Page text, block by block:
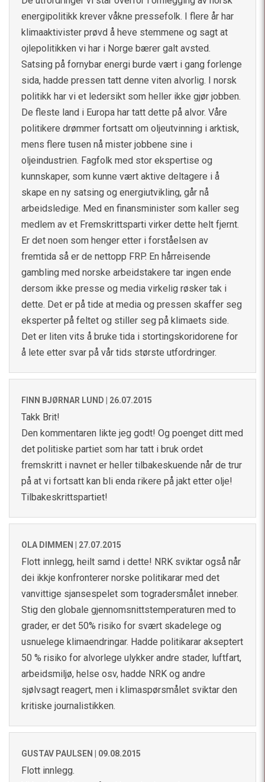
energipolitikk krever våkne pressefolk. I flere år har
klimaaktivister prøvd å heve stemmene og sagt at
ojlepolitikken vi har i Norge bærer galt avsted.
Satsing på fornybar energi burde vært i gang forlenge
sida, hadde pressen tatt denne viten alvorlig. I norsk
politikk har vi et ledersikt som heller ikke gjør jobben.
De fleste land i Europa har tatt dette på alvor. Våre
politikere drømmer fortsatt om oljeutvinning i arktisk,
mens flere tusen nå mister jobbene sine i
oljeindustrien. Fagfolk med stor ekspertise og
kunnskaper, som kunne vært aktive deltagere i å
skape en ny satsing og energiutvikling, går nå
arbeidsledige. Med en finansminister som kaller seg
medlem av et Fremskrittsparti virker dette helt fjernt.
Er det noen som henger etter i forståelsen av
fremtida så er de nettopp FRP. En hårreisende
gambling med norske arbeidstakere tar ingen ende
dersom ikke presse og media virkelig røsker tak i
dette. Det er på tide at media og pressen skaffer seg
eksperter på feltet og stiller seg på klimaets side.
Det er liten vits å bruke tida i stortingskoridorene for
å lete etter svar på vår tids største utfordringer.
FINN BJØRNAR LUND | 26.07.2015
Takk Brit!
Den kommentaren likte jeg godt! Og poenget ditt med
det politiske partiet som har tatt i bruk ordet
fremskritt i navnet er heller tilbakeskuende når de trur
på at vi fortsatt kan bli enda rikere på jakt etter olje!
Tilbakeskrittspartiet!
OLA DIMMEN | 27.07.2015
Flott innlegg, heilt samd i dette! NRK sviktar også når
dei ikkje konfronterer norske politikarar med det
vanvittige sjansespelet som togradersmålet inneber.
Stig den globale gjennomsnittstemperaturen med to
grader, er det 50% risiko for svært skadelege og
usnuelege klimaendringar. Hadde politikarar akseptert
50 % risiko for alvorlege ulykker andre stader, luftfart,
arbeidsmiljø, helse osv, hadde NRK og andre
sjølvsagt reagert, men i klimaspørsmålet sviktar den
kritiske journalistikken.
GUSTAV PAULSEN | 09.08.2015
Flott innlegg.